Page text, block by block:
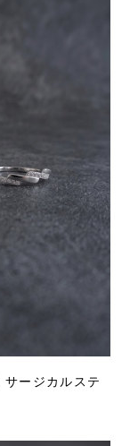
ージカルステ